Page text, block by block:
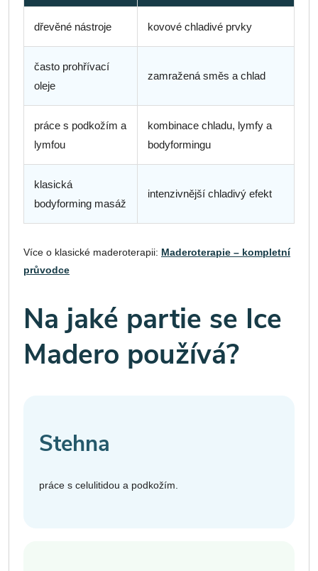
dřevěné nástroje kovové chladivé prvky
často prohřívací
oleje
zamražená směs a chlad
práce s podkožím a
lymfou
kombinace chladu, lymfy a
bodyformingu
klasická
bodyforming masáž
intenzivnější chladivý efekt
Více o klasické maderoterapii: Maderoterapie – kompletní
průvodce
Na jaké partie se Ice
Madero používá?
Stehna
práce s celulitidou a podkožím.